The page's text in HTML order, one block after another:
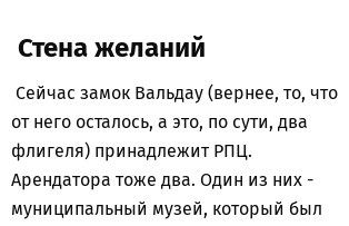
Стена желаний
Сейчас замок Вальдау (вернее, то, что
от него осталось, а это, по сути, два
флигеля) принадлежит РПЦ.
Арендатора тоже два. Один из них -
муниципальный музей, который был